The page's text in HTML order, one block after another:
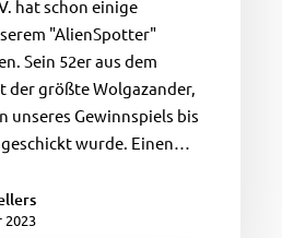
hat schon einige
"AlienSpotter"
Sein 52er aus dem
der größte Wolgazander,
unseres Gewinnspiels bis
wurde. Einen…
2023